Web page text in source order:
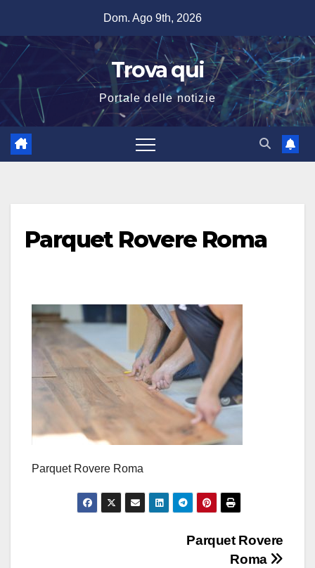
contenuto
Dom. Ago 9th, 2026
Trova qui
Portale delle notizie
Parquet Rovere Roma
Parquet Rovere Roma
Parquet Rovere
Roma